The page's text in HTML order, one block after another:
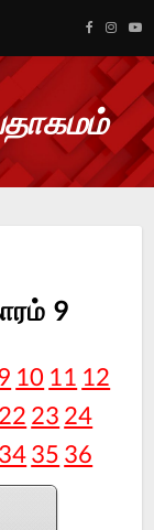
9
10 11 12
22 23 24
3435 36